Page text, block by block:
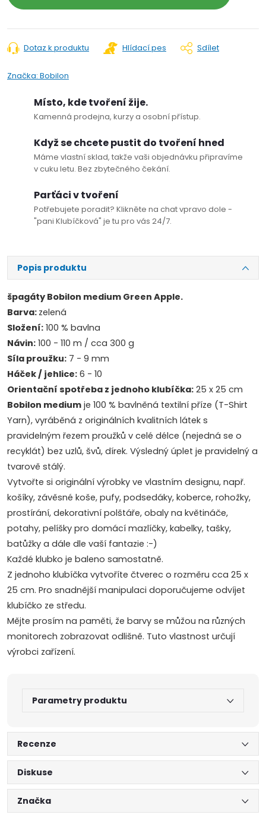
Dotaz k produktu Hlídací pes Sdílet
Značka: Bobilon
Místo, kde tvoření žije.
Kamenná prodejna, kurzy a osobní přístup.
Když se chcete pustit do tvoření hned
Máme vlastní sklad, takže vaši objednávku připravíme
v cuku letu. Bez zbytečného čekání.
Parťáci v tvoření
Potřebujete poradit? Klikněte na chat vpravo dole -
"pani Klubíčková" je tu pro vás 24/7.
Popis produktu
špagáty Bobilon medium Green Apple.
Barva: zelená
Složení: 100 % bavlna
Návin: 100 - 110 m / cca 300 g
Síla proužku: 7 - 9 mm
Háček / jehlice: 6 - 10
Orientační spotřeba z jednoho klubíčka: 25 x 25 cm
Bobilon medium je 100 % bavlněná textilní příze (T-Shirt
Yarn), vyráběná z originálních kvalitních látek s
pravidelným řezem proužků v celé délce (nejedná se o
recyklát) bez uzlů, švů, dírek. Výsledný úplet je pravidelný a
tvarově stálý.
Vytvořte si originální výrobky ve vlastním designu, např.
košíky, závěsné koše, pufy, podsedáky, koberce, rohožky,
prostírání, dekorativní polštáře, obaly na květináče,
potahy, pelíšky pro domácí mazlíčky, kabelky, tašky,
batůžky a dále dle vaší fantazie :-)
Každé klubko je baleno samostatně.
Z jednoho klubíčka vytvoříte čtverec o rozměru cca 25 x
25 cm. Pro snadnější manipulaci doporučujeme odvíjet
klubíčko ze středu.
Mějte prosím na paměti, že barvy se můžou na různých
monitorech zobrazovat odlišně. Tuto vlastnost určují
výrobci zařízení.
Parametry produktu
Recenze
Diskuse
Značka